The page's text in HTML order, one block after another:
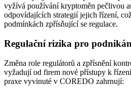
vyžívá používání kryptoměn pečlivou
odpovídajících strategií jejich řízení,
podmínkách zpřísňující se regulace.
Regulační rizika pro
Změna role regulátorů a zpřísnění
vyžadují od firem nové přístupy k
praxe vyvinuté v COREDO zahrnují: